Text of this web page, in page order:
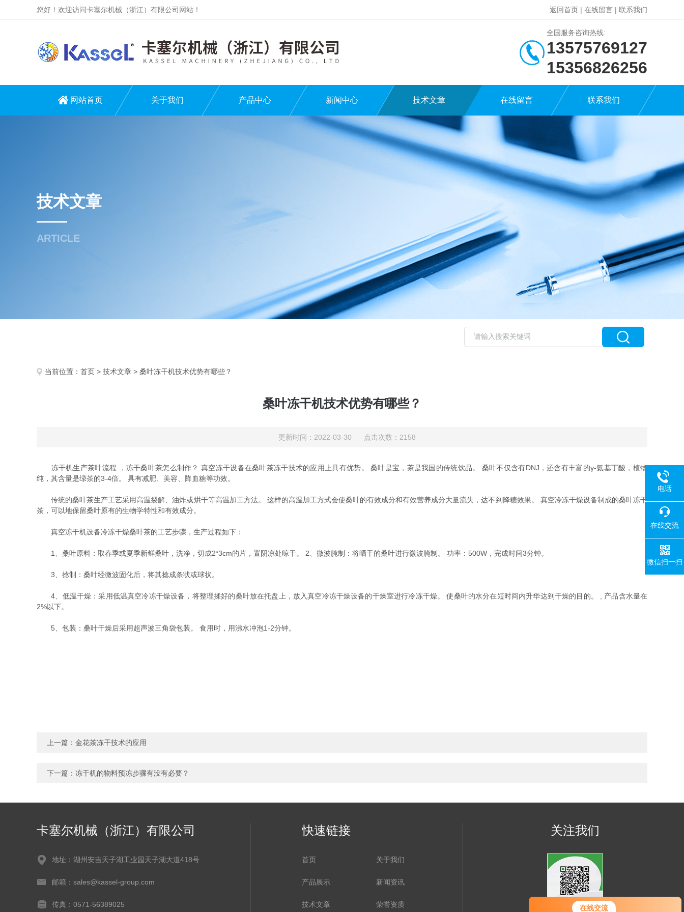
在线交流
您好！欢迎访问卡塞尔机械（浙江）有限公司网站！ 返回首页 | 在线留言 | 联系我们
全国服务咨询热线:
13575769127
15356826256
网站首页 关于我们 产品中心 新闻中心 技术文章 在线留言 联系我们
技术文章
ARTICLE
当前位置： 首页 > 技术文章 > 桑叶冻干机技术优势有哪些？
桑叶冻干机技术优势有哪些？
更新时间：2022-03-30 点击次数：2158
冻干机生产茶叶流程 ，冻干桑叶茶怎么制作？ 真空冻干设备在桑叶茶冻干技术的应用上具有优势。 桑叶是宝，茶是我国的传统饮品。 桑叶不仅含有DNJ，还含有丰富的γ-氨基丁酸，植物
纯，其含量是绿茶的3-4倍。 具有减肥、美容、降血糖等功效。
传统的桑叶茶生产工艺采用高温裂解、油炸或烘干等高温加工方法。 这样的高温加工方式会使桑叶的有效成分和有效营养成分大量流失，达不到降糖效果。 真空冷冻干燥设备制成的桑叶冻干
茶，可以地保留桑叶原有的生物学特性和有效成分。
真空冻干机设备冷冻干燥桑叶茶的工艺步骤，生产过程如下：
1、桑叶原料：取春季或夏季新鲜桑叶，洗净，切成2*3cm的片，置阴凉处晾干。 2、微波腌制：将晒干的桑叶进行微波腌制。 功率：500W，完成时间3分钟。
3、捻制：桑叶经微波固化后，将其捻成条状或球状。
4、低温干燥：采用低温真空冷冻干燥设备，将整理揉好的桑叶放在托盘上，放入真空冷冻干燥设备的干燥室进行冷冻干燥。 使桑叶的水分在短时间内升华达到干燥的目的。 , 产品含水量在
2%以下。
5、包装：桑叶干燥后采用超声波三角袋包装。 食用时，用沸水冲泡1-2分钟。
上一篇： 金花茶冻干技术的应用
下一篇： 冻干机的物料预冻步骤有没有必要？
卡塞尔机械（浙江）有限公司
地址：湖州安吉天子湖工业园天子湖大道418号
邮箱：sales@kassel-group.com
传真：0571-56389025
快速链接
首页 关于我们
产品展示 新闻资讯
技术文章 荣誉资质
关注我们
电话
在线交流
微信扫一扫